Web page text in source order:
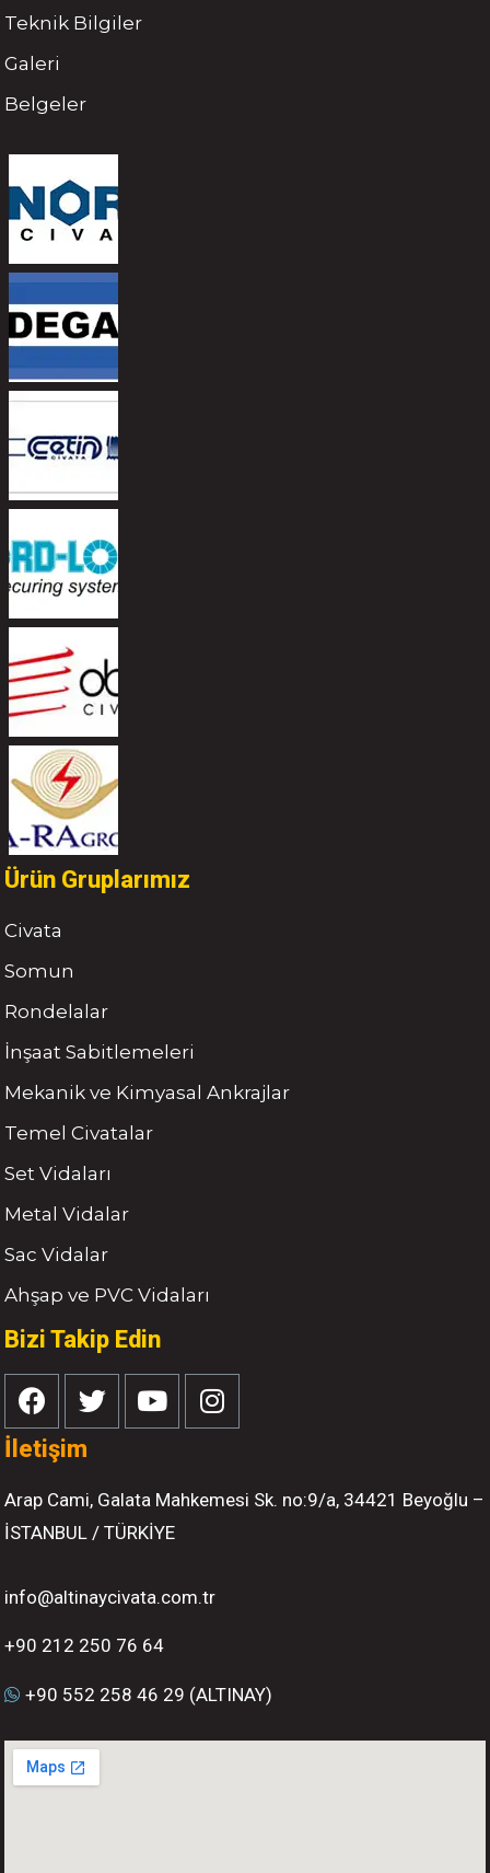
Teknik Bilgiler
Galeri
Belgeler
Ürün Gruplarımız
Civata
Somun
Rondelalar
İnşaat Sabitlemeleri
Mekanik ve Kimyasal Ankrajlar
Temel Civatalar
Set Vidaları
Metal Vidalar
Sac Vidalar
Ahşap ve PVC Vidaları
Bizi Takip Edin
İletişim
Arap Cami, Galata Mahkemesi Sk. no:9/a, 34421 Beyoğlu –
İSTANBUL / TÜRKİYE
info@altinaycivata.com.tr
+90 212 250 76 64
+90 552 258 46 29 (ALTINAY)